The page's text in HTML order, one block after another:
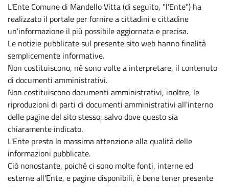
L'Ente Comune di Mandello Vitta (di seguito, "l'Ente") ha
realizzato il portale per fornire a cittadini e cittadine
un'informazione il più possibile aggiornata e precisa.
Le notizie pubblicate sul presente sito web hanno finalità
semplicemente informative.
Non costituiscono, né sono volte a interpretare, il contenuto
di documenti amministrativi.
Non costituiscono documenti amministrativi, inoltre, le
riproduzioni di parti di documenti amministrativi all'interno
delle pagine del sito stesso, salvo dove questo sia
chiaramente indicato.
L'Ente presta la massima attenzione alla qualità delle
informazioni pubblicate.
Ciò nonostante, poiché ci sono molte fonti, interne ed
esterne all'Ente, e pagine disponibili, è bene tener presente